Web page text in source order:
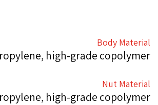
Body Material
high-grade copolymer.
Nut Material
high-grade copolymer.